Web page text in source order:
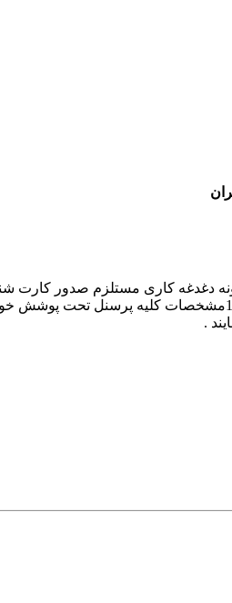
دغدغه کاری مستلزم صدور کارت
این اساس از کلیه مدیران محترم تقاضا دارد حداکثر تا روز
.